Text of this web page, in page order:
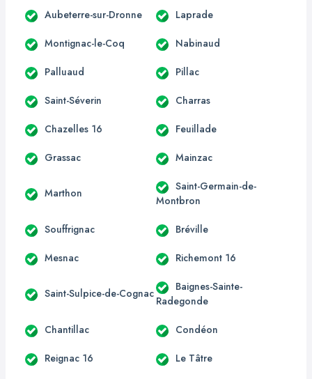
Aubeterre-sur-Dronne Laprade
Montignac-le-Coq Nabinaud
Palluaud Pillac
Saint-Séverin Charras
Chazelles 16 Feuillade
Grassac Mainzac
Marthon
Saint-Germain-de-
Montbron
Souffrignac Bréville
Mesnac Richemont 16
Saint-Sulpice-de-Cognac
Baignes-Sainte-
Radegonde
Chantillac Condéon
Reignac 16 Le Tâtre